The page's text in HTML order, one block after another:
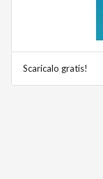
Scaricalo gratis!